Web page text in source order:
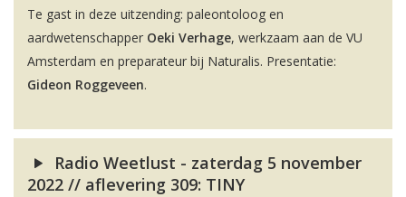
Te gast in deze uitzending: paleontoloog en
aardwetenschapper Oeki Verhage, werkzaam aan de VU
Amsterdam en preparateur bij Naturalis. Presentatie:
Gideon Roggeveen.
Radio Weetlust - zaterdag 5 november
2022 // aflevering 309: TINY